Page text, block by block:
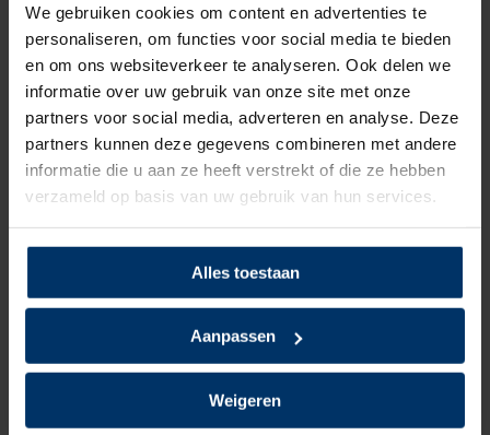
We gebruiken cookies om content en advertenties te
personaliseren, om functies voor social media te bieden
en om ons websiteverkeer te analyseren. Ook delen we
informatie over uw gebruik van onze site met onze
partners voor social media, adverteren en analyse. Deze
partners kunnen deze gegevens combineren met andere
informatie die u aan ze heeft verstrekt of die ze hebben
verzameld op basis van uw gebruik van hun services.
Alles toestaan
Aanpassen
Weigeren
Schrijf je eigen review
1 van 5
Schoenen van €20 zijn van betere kwaliteit.
Gepost door: Linas op 13 Maart 2026
Zit als gegoten! Dankzij de aanmeet service tot dit model
gekomen. Nooit gedacht dat veiligheidsschoenen zo lekker
Gepost door: Victor op 21 Augustus 2024